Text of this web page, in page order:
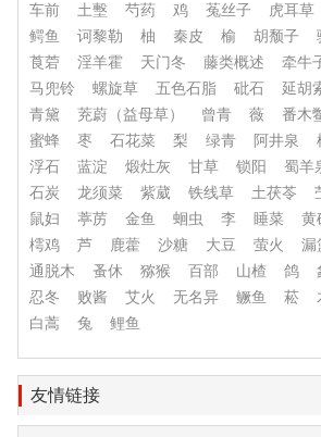
车前
土墼 芍药 鸡 菟丝子 虎耳草
鳄鱼
诃黎勒 柚 秦皮 榆 胡颓子
莨菪
淫羊霍 天门冬 藤类概述 牵牛
马兜铃
螺旋草 五色石脂 砒石 延胡
青黛
茺蔚（益母草） 曾青 薇 番木
蜜蜂
枣 石花菜 梨 绿青 阿井泉
浮石
蓝淀 煅灶灰 甘草 锁阳 蜀羊
石炭
龙须菜 紫葳 铁线草 土茯苓
鼠妇
葶苈 金鱼 蛔虫 李 睡菜 黄
樗鸡
芦 鹿藿 沙糖 大豆 萤火 漏
通脱木
蚤休 猕猴 百部 山楂 鸽
忍冬
败酱 艾火 无名异 鳜鱼 菘
白蒿
兔 鲤鱼
友情链接